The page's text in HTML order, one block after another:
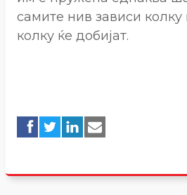
самите нив зависи колку
колку ќе добијат.